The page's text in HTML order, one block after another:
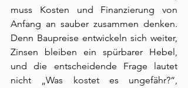
muss Kosten und Finanzierung von
Anfang an sauber zusammen denken.
Denn Baupreise entwickeln sich weiter,
Zinsen bleiben ein spürbarer Hebel,
und die entscheidende Frage lautet
nicht „Was kostet es ungefähr?“,